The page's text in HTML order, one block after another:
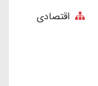
اقتصادی